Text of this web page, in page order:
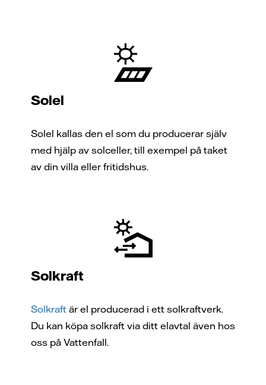
Solel
Solel kallas den el som du producerar själv
med hjälp av solceller, till exempel på taket
av din villa eller fritidshus.
Solkraft
Solkraft är el producerad i ett solkraftverk.
Du kan köpa solkraft via ditt elavtal även hos
oss på Vattenfall.